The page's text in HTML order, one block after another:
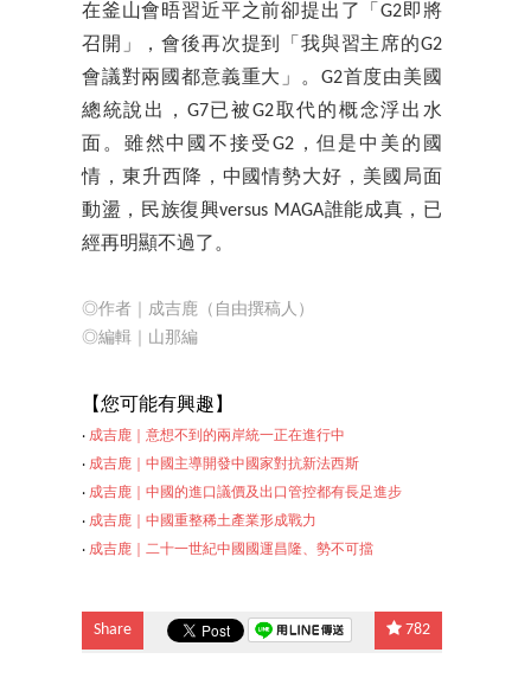
在釜山會晤習近平之前卻提出了「G2即將
召開」，會後再次提到「我與習主席的G2
會議對兩國都意義重大」。G2首度由美國
總統說出，G7已被G2取代的概念浮出水
面。雖然中國不接受G2，但是中美的國
情，東升西降，中國情勢大好，美國局面
動盪，民族復興versus MAGA誰能成真，已
經再明顯不過了。
◎作者｜成吉鹿（自由撰稿人）
◎編輯｜山那編
【您可能有興趣】
‧ 成吉鹿｜意想不到的兩岸統一正在進行中
‧ 成吉鹿｜中國主導開發中國家對抗新法西斯
‧ 成吉鹿｜中國的進口議價及出口管控都有長足進步
‧ 成吉鹿｜中國重整稀土產業形成戰力
‧ 成吉鹿｜二十一世紀中國國運昌隆、勢不可擋
Share 782